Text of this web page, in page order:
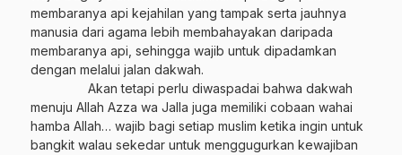
membaranya api kejahilan yang tampak serta jauhnya
manusia dari agama lebih membahayakan daripada
membaranya api, sehingga wajib untuk dipadamkan
dengan melalui jalan dakwah.
Akan tetapi perlu diwaspadai bahwa dakwah
menuju Allah Azza wa Jalla juga memiliki cobaan wahai
hamba Allah… wajib bagi setiap muslim ketika ingin untuk
bangkit walau sekedar untuk menggugurkan kewajiban